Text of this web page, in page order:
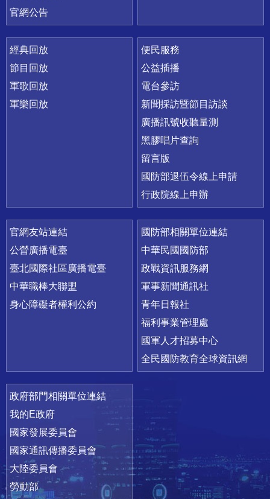
官網公告
經典回放
節目回放
軍歌回放
軍樂回放
便民服務
公益插播
電台參訪
新聞採訪暨節目訪談
廣播訊號收聽量測
黑膠唱片查詢
留言版
國防部退伍令線上申請
行政院線上申辦
官網友站連結
公營廣播電臺
臺北國際社區廣播電臺
中華職棒大聯盟
身心障礙者權利公約
國防部相關單位連結
中華民國國防部
政戰資訊服務網
軍事新聞通訊社
青年日報社
福利事業管理處
國軍人才招募中心
全民國防教育全球資訊網
政府部門相關單位連結
我的E政府
國家發展委員會
國家通訊傳播委員會
大陸委員會
勞動部